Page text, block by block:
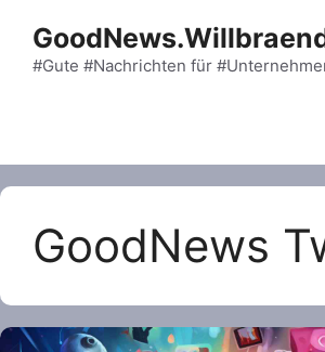
content#Gute #Nachrichten für
GoodNews